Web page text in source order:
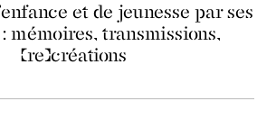
et de jeunesse par ses
mémoires, transmissions,
(re)créations